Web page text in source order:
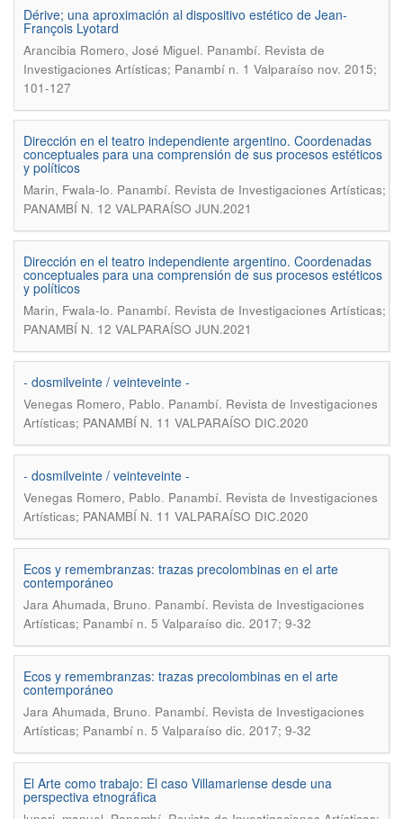
Dérive; una aproximación al dispositivo estético de Jean-
François Lyotard
Arancibia Romero, José Miguel. Panambí. Revista de
Investigaciones Artísticas; Panambí n. 1 Valparaíso nov. 2015;
101-127
Dirección en el teatro independiente argentino. Coordenadas
conceptuales para una comprensión de sus procesos estéticos
y políticos
Marin, Fwala-lo. Panambí. Revista de Investigaciones Artísticas;
PANAMBÍ N. 12 VALPARAÍSO JUN.2021
Dirección en el teatro independiente argentino. Coordenadas
conceptuales para una comprensión de sus procesos estéticos
y políticos
Marin, Fwala-lo. Panambí. Revista de Investigaciones Artísticas;
PANAMBÍ N. 12 VALPARAÍSO JUN.2021
- dosmilveinte / veinteveinte -
Venegas Romero, Pablo. Panambí. Revista de Investigaciones
Artísticas; PANAMBÍ N. 11 VALPARAÍSO DIC.2020
- dosmilveinte / veinteveinte -
Venegas Romero, Pablo. Panambí. Revista de Investigaciones
Artísticas; PANAMBÍ N. 11 VALPARAÍSO DIC.2020
Ecos y remembranzas: trazas precolombinas en el arte
contemporáneo
Jara Ahumada, Bruno. Panambí. Revista de Investigaciones
Artísticas; Panambí n. 5 Valparaíso dic. 2017; 9-32
Ecos y remembranzas: trazas precolombinas en el arte
contemporáneo
Jara Ahumada, Bruno. Panambí. Revista de Investigaciones
Artísticas; Panambí n. 5 Valparaíso dic. 2017; 9-32
El Arte como trabajo: El caso Villamariense desde una
perspectiva etnográfica